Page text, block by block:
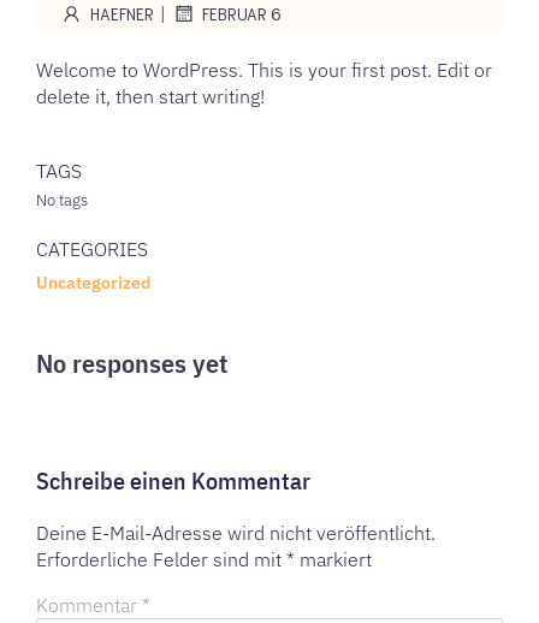
HAEFNER | FEBRUAR 6
Welcome to WordPress. This is your first post. Edit or
delete it, then start writing!
TAGS
No tags
CATEGORIES
Uncategorized
No responses yet
Schreibe einen Kommentar
Deine E-Mail-Adresse wird nicht veröffentlicht.
Erforderliche Felder sind mit * markiert
Kommentar *